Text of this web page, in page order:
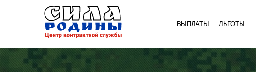
ЛЬГОТЫ
ВЫПЛАТЫ